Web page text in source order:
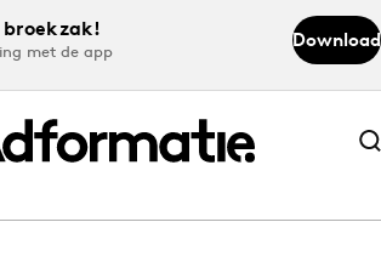
met de app
Download
Abonneer nu
Abonneer nu